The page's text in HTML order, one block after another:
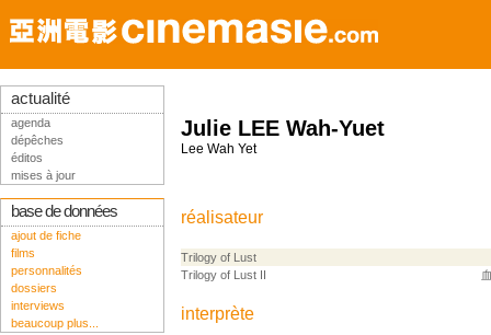
Julie LEE Wah-Yuet
Lee Wah Yet
réalisateur
Trilogy of Lust
Trilogy of Lust II
interprète
actualité
agenda
dépêches
éditos
mises à jour
base de données
ajout de fiche
films
personnalités
dossiers
interviews
beaucoup plus...